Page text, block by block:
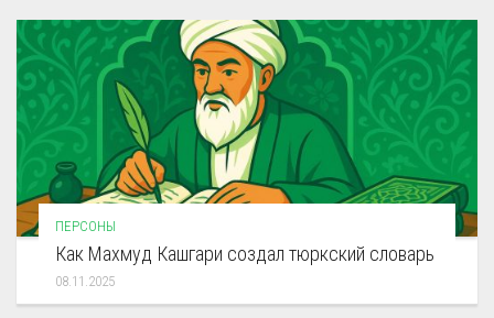
ПЕРСОНЫ
Как Махмуд Кашгари создал тюркский словарь
08.11.2025